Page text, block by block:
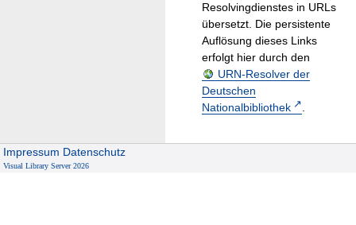
Resolvingdienstes in URLs
übersetzt. Die persistente
Auflösung dieses Links
erfolgt hier durch den
URN-Resolver der
Deutschen
Nationalbibliothek
.
Impressum Datenschutz
Visual Library Server 2026